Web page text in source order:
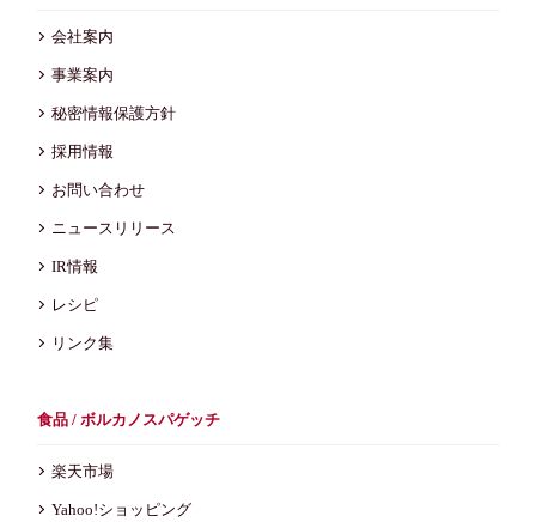
会社案内
事業案内
秘密情報保護方針
採用情報
お問い合わせ
ニュースリリース
IR情報
レシピ
リンク集
食品 / ボルカノスパゲッチ
楽天市場
Yahoo!ショッピング